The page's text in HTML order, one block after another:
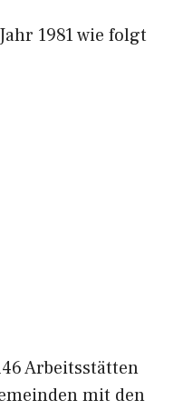
1981 wie folgt
Arbeitsstätten
mit den